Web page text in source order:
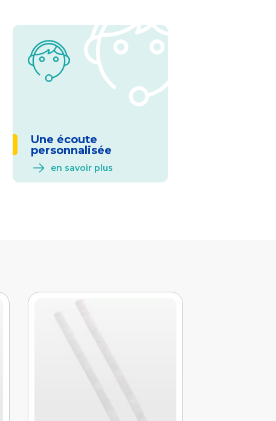
Une écoute
personnalisée
en savoir plus